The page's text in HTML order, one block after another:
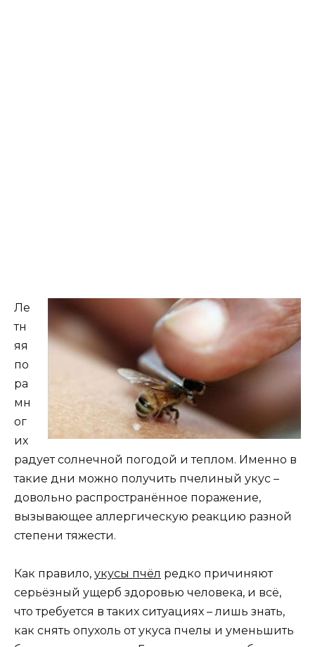
Ле
тн
яя
по
ра
мн
ог
их
радует солнечной погодой и теплом. Именно в
такие дни можно получить пчелиный укус –
довольно распространённое поражение,
вызывающее аллергическую реакцию разной
степени тяжести.
Как правило, укусы пчёл редко причиняют
серьёзный ущерб здоровью человека, и всё,
что требуется в таких ситуациях – лишь знать,
как снять опухоль от укуса пчелы и уменьшить